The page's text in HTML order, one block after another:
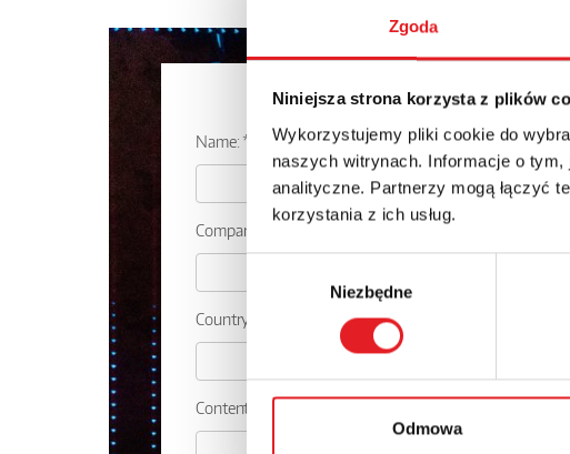
Zgoda
Niniejsza strona korzysta z plików
Wykorzystujemy pliki cookie do
naszych witrynach. Informacje o
analityczne. Partnerzy mogą łączyć
korzystania z ich usług.
zgody
Niezbędne
Odmowa
Ask for the details
Name: *
Company:
Country:
Contents: *